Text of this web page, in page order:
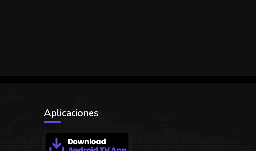
Aplicaciones